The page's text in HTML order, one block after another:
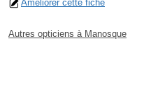
Améliorer cette fiche
Autres opticiens à Manosque